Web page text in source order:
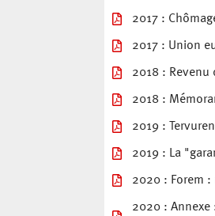
2017 :
2017 : Union
2018 :
2018 :
2019 :
2019 : La
2020 : Forem
2020 : Annexe